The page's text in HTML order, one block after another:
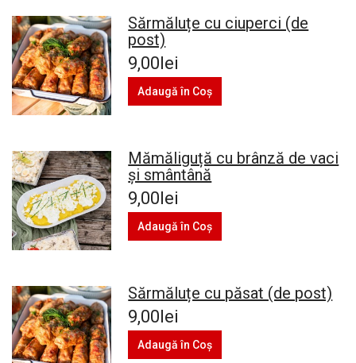
Sărmăluțe cu ciuperci (de
post)
9,00lei
Adaugă în Coş
Mămăliguță cu brânză de vaci
și smântână
9,00lei
Adaugă în Coş
Sărmăluțe cu păsat (de post)
9,00lei
Adaugă în Coş